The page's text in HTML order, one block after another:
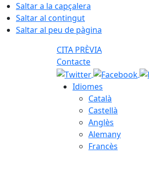
Saltar a la capçalera
Saltar al contingut
Saltar al peu de pàgina
CITA PRÈVIA
Contacte
Idiomes
Català
Castellà
Anglès
Alemany
Francès